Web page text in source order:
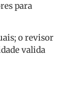
para
o revisor
valida